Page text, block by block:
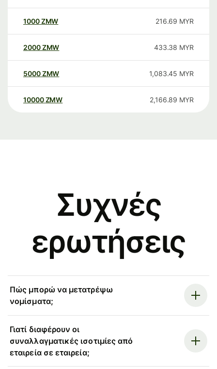
1000ZMW 216.69 MYR
2000ZMW 433.38 MYR
5000ZMW 1,083.45 MYR
10000 ZMW 2,166.89 MYR
Συχνές
ερωτήσεις
Πώς μπορώ να μετατρέψω
νομίσματα;
Γιατί διαφέρουν οι
συναλλαγματικές ισοτιμίες από
εταιρεία σε εταιρεία;